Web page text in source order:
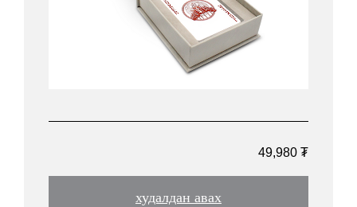
49,980 ₮
худалдан авах